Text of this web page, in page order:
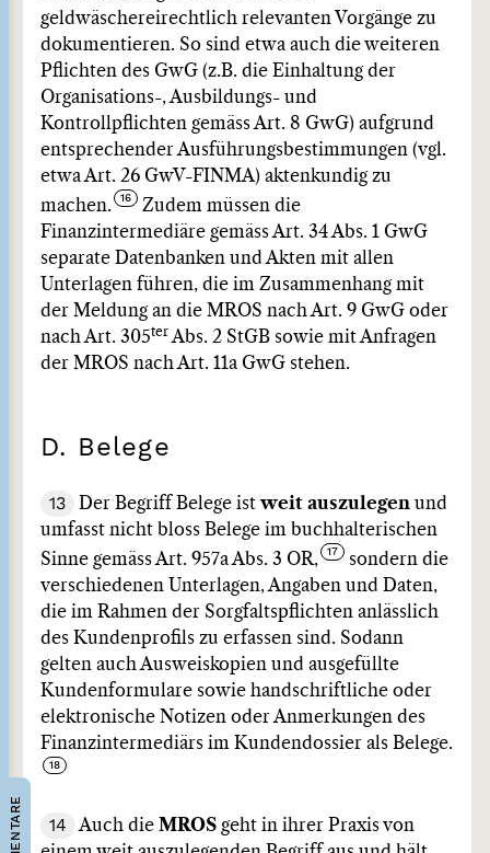
geldwäschereirechtlich relevanten Vorgänge zu
dokumentieren. So sind etwa auch die weiteren
Pflichten des GwG (z.B. die Einhaltung der
Organisations-, Ausbildungs- und
Kontrollpflichten gemäss Art. 8 GwG) aufgrund
entsprechender Ausführungsbestimmungen (vgl.
etwa Art. 26 GwV-FINMA) aktenkundig zu
machen.
Zudem müssen die
Finanzintermediäre gemäss Art. 34 Abs. 1 GwG
separate Datenbanken und Akten mit allen
Unterlagen führen, die im Zusammenhang mit
der Meldung an die MROS nach Art. 9 GwG oder
nach Art. 305ter Abs. 2 StGB sowie mit Anfragen
der MROS nach Art. 11a GwG stehen.
D. Belege
13 Der Begriff Belege ist weit auszulegen und
umfasst nicht bloss Belege im buchhalterischen
Sinne gemäss Art. 957a Abs. 3 OR,
sondern die
verschiedenen Unterlagen, Angaben und Daten,
die im Rahmen der Sorgfaltspflichten anlässlich
des Kundenprofils zu erfassen sind. Sodann
gelten auch Ausweiskopien und ausgefüllte
Kundenformulare sowie handschriftliche oder
elektronische Notizen oder Anmerkungen des
Finanzintermediärs im Kundendossier als Belege.
14 Auch die MROS geht in ihrer Praxis von